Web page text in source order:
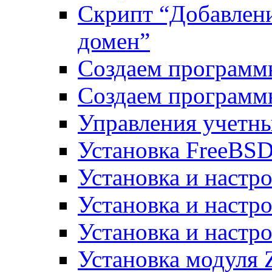
Скрипт
домен”
Создаем
Создаем
Управления
Установка
Установка и
Установка и
Установка и
Установка